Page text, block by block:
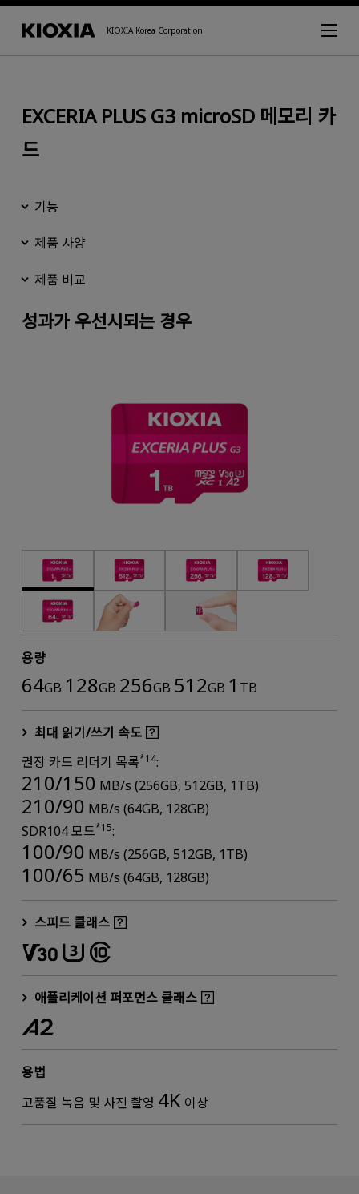
KIOXIA Korea Corporation
EXCERIA PLUS G3 microSD 메모리 카
드
기능
제품 사양
제품 비교
성과가 우선시되는 경우
용량
64GB 128GB 256GB 512GB 1 TB
최대 읽기/쓰기 속도
권장 카드 리더기 목록*14:
210/150 MB/s (256GB, 512GB, 1TB)
210/90 MB/s (64GB, 128GB)
SDR104 모드*15:
100/90 MB/s (256GB, 512GB, 1TB)
100/65 MB/s (64GB, 128GB)
스피드 클래스
애플리케이션 퍼포먼스 클래스
용법
고품질 녹음 및 사진 촬영 4K이상